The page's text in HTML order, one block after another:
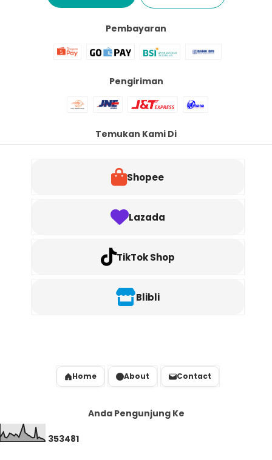
Pembayaran
Pengiriman
Temukan Kami Di
Shopee
Lazada
TikTok Shop
Blibli
Home About Contact
Anda Pengunjung Ke
353481